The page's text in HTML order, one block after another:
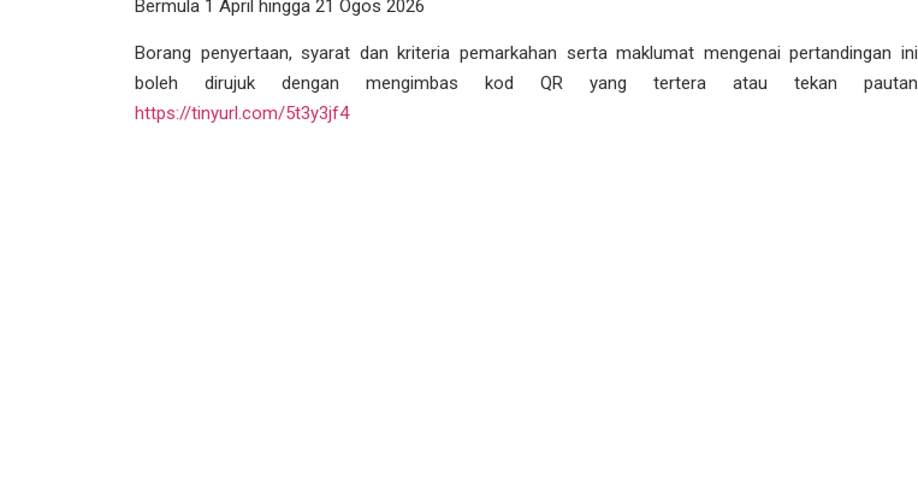
Bermula 1 April hingga 21 Ogos 2026
Borang penyertaan, syarat dan kriteria pemarkahan serta maklumat mengenai pertandingan ini
boleh dirujuk dengan mengimbas kod QR yang tertera atau tekan pautan
https://tinyurl.com/5t3y3jf4